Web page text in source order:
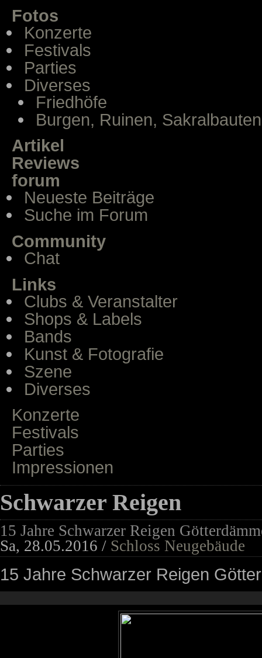
Fotos
Konzerte
Festivals
Parties
Diverses
Friedhöfe
Burgen, Ruinen, Sakralbauten
Artikel
Reviews
forum
Neueste Beiträge
Suche im Forum
Community
Chat
Links
Clubs & Veranstalter
Shops & Labels
Bands
Kunst & Fotografie
Szene
Diverses
Konzerte
Festivals
Parties
Impressionen
Schwarzer Reigen
15 Jahre Schwarzer Reigen
Sa, 28.05.2016 / Schloss Neugebäude
15 Jahre Schwarzer Reigen